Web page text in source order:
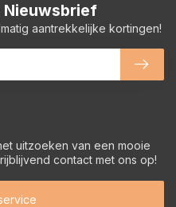
uitzoeken van een mooie
contact met ons op!
aantrekkelijke kortingen!